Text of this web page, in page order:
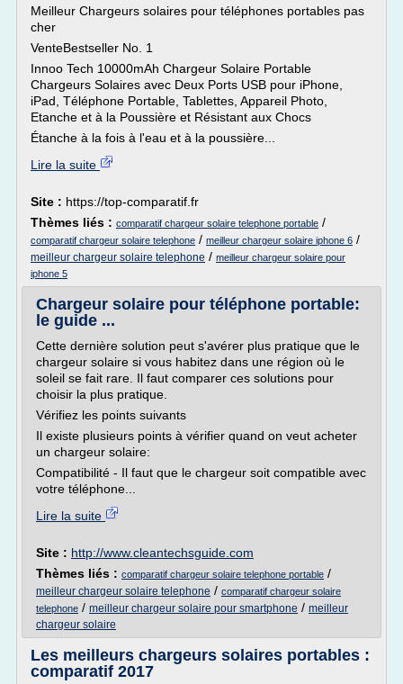
Meilleur Chargeurs solaires pour téléphones portables pas
cher
VenteBestseller No. 1
Innoo Tech 10000mAh Chargeur Solaire Portable
Chargeurs Solaires avec Deux Ports USB pour iPhone,
iPad, Téléphone Portable, Tablettes, Appareil Photo,
Etanche et à la Poussière et Résistant aux Chocs
Étanche à la fois à l'eau et à la poussière...
Lire la suite
Site : https://top-comparatif.fr
Thèmes liés : comparatif chargeur solaire telephone portable /
comparatif chargeur solaire telephone / meilleur chargeur solaire iphone 6 /
meilleur chargeur solaire telephone / meilleur chargeur solaire pour
iphone 5
Chargeur solaire pour téléphone portable:
le guide ...
Cette dernière solution peut s'avérer plus pratique que le
chargeur solaire si vous habitez dans une région où le
soleil se fait rare. Il faut comparer ces solutions pour
choisir la plus pratique.
Vérifiez les points suivants
Il existe plusieurs points à vérifier quand on veut acheter
un chargeur solaire:
Compatibilité - Il faut que le chargeur soit compatible avec
votre téléphone...
Lire la suite
Site : http://www.cleantechsguide.com
Thèmes liés : comparatif chargeur solaire telephone portable /
meilleur chargeur solaire telephone / comparatif chargeur solaire
telephone / meilleur chargeur solaire pour smartphone / meilleur
chargeur solaire
Les meilleurs chargeurs solaires portables :
comparatif 2017